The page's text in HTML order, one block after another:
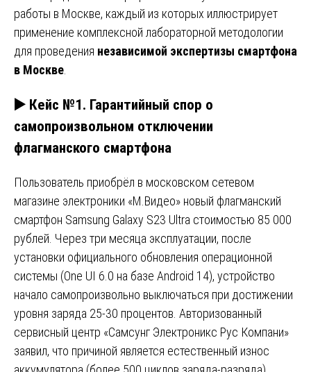
работы в Москве, каждый из которых иллюстрирует
применение комплексной лабораторной методологии
для проведения независимой экспертизы смартфона
в Москве
▶️ Кейс №1. Гарантийный спор о
самопроизвольном отключении
флагманского смартфона
Пользователь приобрёл в московском сетевом
магазине электроники «М.Видео» новый флагманский
смартфон Samsung Galaxy S23 Ultra стоимостью 85 000
рублей. Через три месяца эксплуатации, после
установки официального обновления операционной
системы (One UI 6.0 на базе Android 14), устройство
начало самопроизвольно выключаться при достижении
уровня заряда 25-30 процентов. Авторизованный
сервисный центр «Самсунг Электроникс Рус Компани»
заявил, что причиной является естественный износ